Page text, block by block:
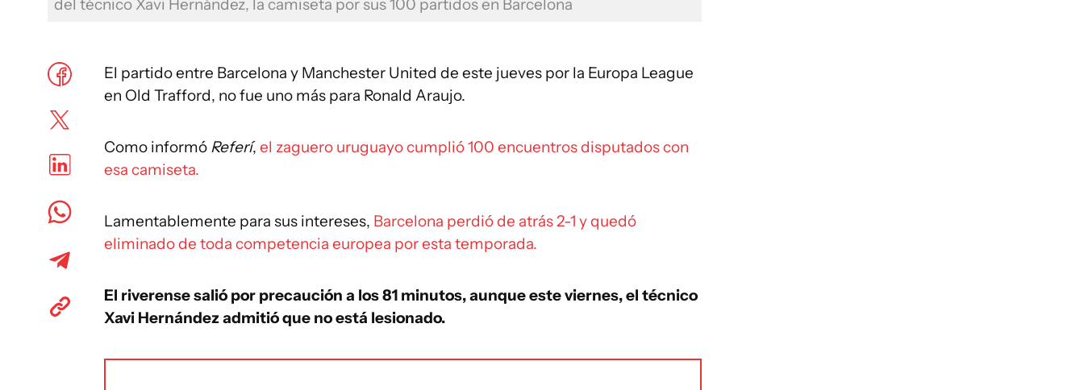
del técnico Xavi Hernández, la camiseta por sus 100 partidos en Barcelona
El partido entre Barcelona y Manchester United de este jueves por la Europa League
en Old Trafford, no fue uno más para Ronald Araujo.
Como informó Referí, el zaguero uruguayo cumplió 100 encuentros disputados con
esa camiseta.
Lamentablemente para sus intereses, Barcelona perdió de atrás 2-1 y quedó
eliminado de toda competencia europea por esta temporada.
El riverense salió por precaución a los 81 minutos, aunque este viernes, el técnico
Xavi Hernández admitió que no está lesionado.